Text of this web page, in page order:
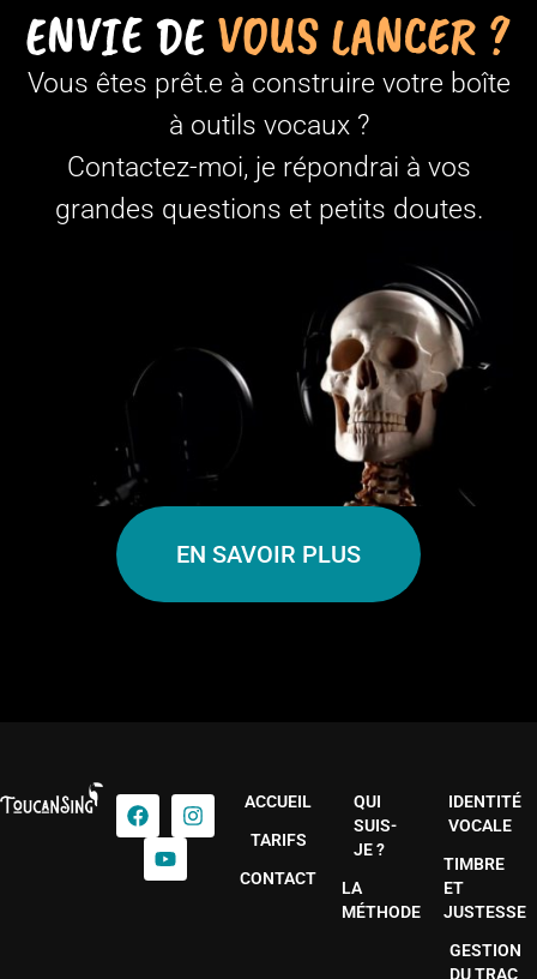
ENVIE DE VOUS LANCER ?
Vous êtes prêt.e à construire votre boîte
à outils vocaux ?
Contactez-moi, je répondrai à vos
grandes questions et petits doutes.
EN SAVOIR PLUS
ACCUEIL
TARIFS
CONTACT
QUI
SUIS-
JE ?
LA
MÉTHODE
IDENTITÉ
VOCALE
TIMBRE
ET
JUSTESSE
GESTION
DU TRAC